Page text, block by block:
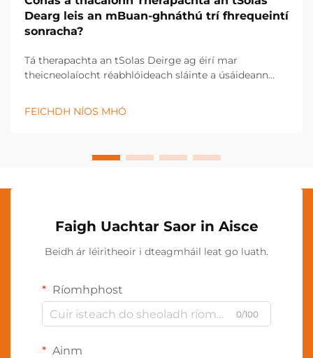
Dearg leis an mBuan-ghnáthú trí fhrequeintí
sonracha?
Tá therapachta an tSolas Deirge ag éirí mar
theicneolaíocht réabhlóideach sláinte a úsáideann
agus athgheneráil cheallach a phromhiú. Úsáideann
an modh cóireála nuálaíochta seo minicíochtaí cruinn
FEICHDH NÍOS MHÓ
Faigh Uachtar Saor in Aisce
Beidh ár léiritheoir i dteagmháil leat go luath.
Ríomhphost
0/100
Ainm